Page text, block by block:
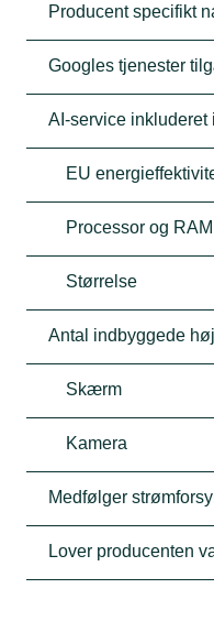
Producent specifikt
Googles tjenester
AI-service inkluderet
EU
Processor og RAM
Størrelse
Antal indbyggede
Skærm
Kamera
Medfølger
Lover producenten